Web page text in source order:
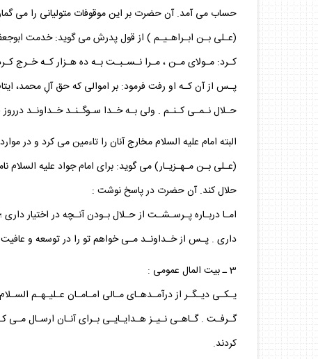
حساب مى آمد. آن حضرت بر اين موقوفات متوليانى را مى
(عـلى بـن ابـراهـيـم ) از قول پدرش مى گويد: خدمت
كـرد: مـولاى مـن ، مـرا نـسـبـت بـه ده هـزار كـه خـرج
پـس از آن كـه او رفت فرمود: بر اموالى كه حق آلِ محمد،
حـلال نـمـى كـنـم . ولى بـه خـدا سـوگـنـد خـداونـد
البته امام عليه السلام مخارج آنان را تاءمين مى كرد و در
(عـلى بـن مـهـزيـار) مى گويد: براى امام جواد عليه
حلال كند. آن حضرت در پاسخ نوشت :
امـا دربـاره پـرسـشـت از حـلال بـودن آنـچه در اختيار
دارى . پـس از خـداونـد مـى خواهم تو را در توسعه و عافيت
3 ـ بيت المال عمومى :
يـكـى ديـگـر از درآمـدهـاى مـالى امـامـان عـليـهـم
گـرفـت . گـاهـى نـيـز هـدايـايـى بـراى آنـان ارسـال مـى
كردند.